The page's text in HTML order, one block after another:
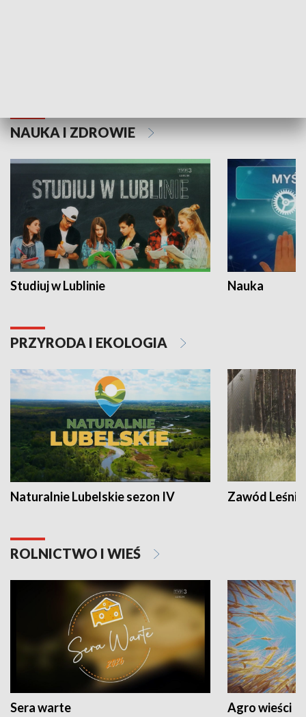
NAUKA I ZDROWIE
Studiuj w Lublinie Nauka
PRZYRODA I EKOLOGIA
Naturalnie Lubelskie sezon IV Zawód Leśnik
ROLNICTWO I WIEŚ
Sera warte Agro wieści